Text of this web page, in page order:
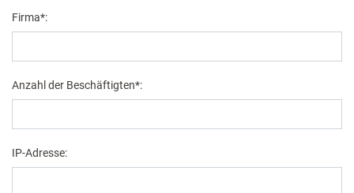
Firma*:
Anzahl der Beschäftigten*:
IP-Adresse: